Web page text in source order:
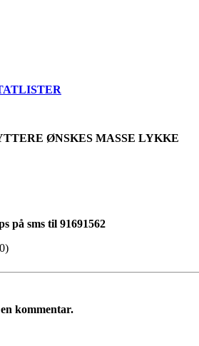
ØNSKES MASSE LYKKE
på sms til 91691562
kommentar.